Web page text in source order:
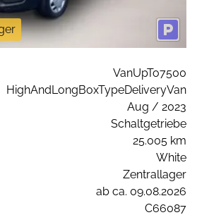
VanUpTo7500
HighAndLongBoxTypeDeliveryVan
Aug / 2023
Schaltgetriebe
25.005 km
White
Zentrallager
ab ca. 09.08.2026
C66087